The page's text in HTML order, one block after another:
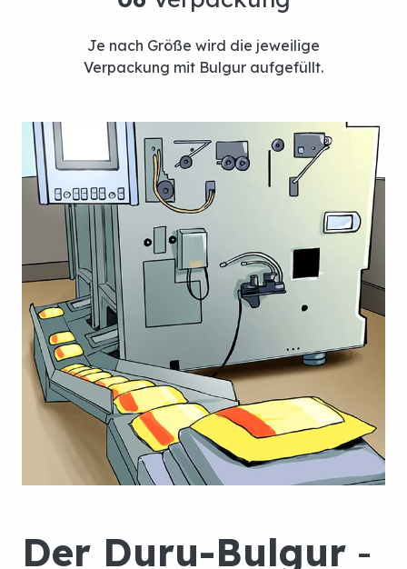
Je nach Größe wird die jeweilige
Verpackung mit Bulgur aufgefüllt.